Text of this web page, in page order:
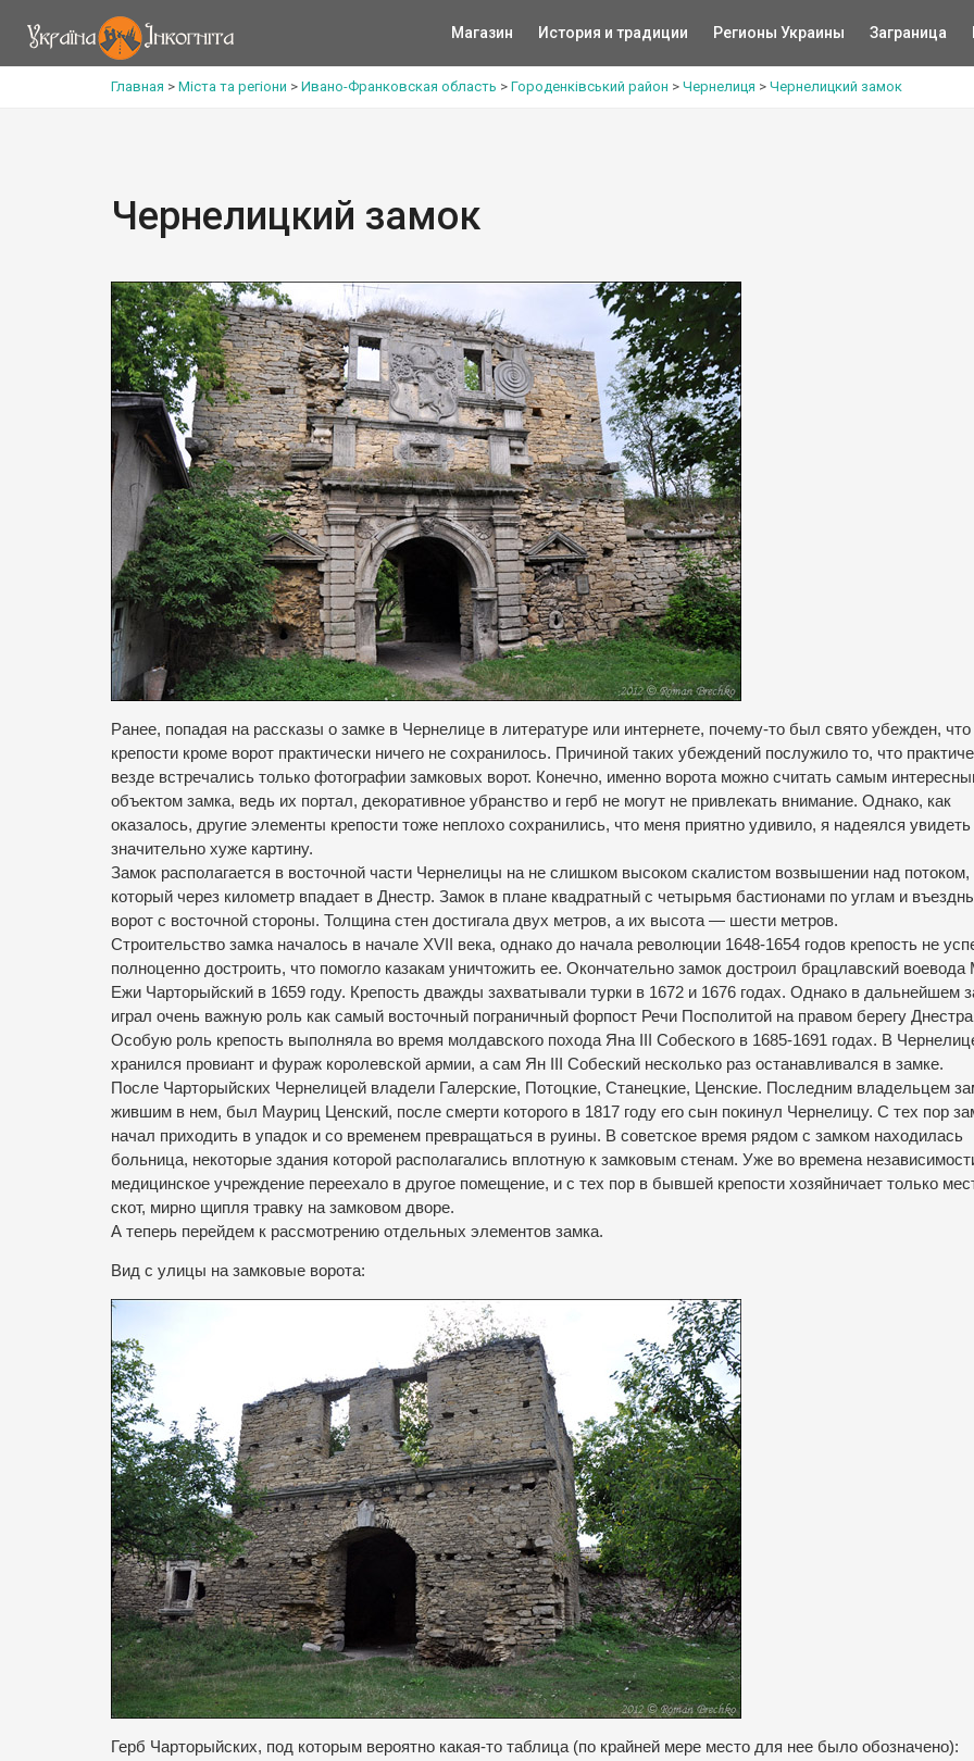
Магазин История и традиции Регионы Украины Заграница
Главная > Міста та регіони > Ивано-Франковская область > Городенківський район > Чернелиця > Чернелицкий замок
Чернелицкий замок
Ранее, попадая на рассказы о замке в Чернелице в литературе или интернете, почему-то был свято убежден, что
крепости кроме ворот практически ничего не сохранилось. Причиной таких убеждений послужило то, что
везде встречались только фотографии замковых ворот. Конечно, именно ворота можно считать самым
объектом замка, ведь их портал, декоративное убранство и герб не могут не привлекать внимание. Однако, как
оказалось, другие элементы крепости тоже неплохо сохранились, что меня приятно удивило, я надеялся
значительно хуже картину.
Замок располагается в восточной части Чернелицы на не слишком высоком скалистом возвышении над потоком,
который через километр впадает в Днестр. Замок в плане квадратный с четырьмя бастионами по углам и
ворот с восточной стороны. Толщина стен достигала двух метров, а их высота — шести метров.
Строительство замка началось в начале XVII века, однако до начала революции 1648-1654 годов крепость не
полноценно достроить, что помогло казакам уничтожить ее. Окончательно замок достроил брацлавский воевода
Ежи Чарторыйский в 1659 году. Крепость дважды захватывали турки в 1672 и 1676 годах. Однако в дальнейшем
играл очень важную роль как самый восточный пограничный форпост Речи Посполитой на правом берегу
Особую роль крепость выполняла во время молдавского похода Яна III Собеского в 1685-1691 годах. В
хранился провиант и фураж королевской армии, а сам Ян III Собеский несколько раз останавливался в замке.
После Чарторыйских Чернелицей владели Галерские, Потоцкие, Станецкие, Ценские. Последним владельцем
жившим в нем, был Мауриц Ценский, после смерти которого в 1817 году его сын покинул Чернелицу. С тех пор
начал приходить в упадок и со временем превращаться в руины. В советское время рядом с замком находилась
больница, некоторые здания которой располагались вплотную к замковым стенам. Уже во времена
медицинское учреждение переехало в другое помещение, и с тех пор в бывшей крепости хозяйничает только
скот, мирно щипля травку на замковом дворе.
А теперь перейдем к рассмотрению отдельных элементов замка.
Вид с улицы на замковые ворота:
Герб Чарторыйских, под которым вероятно какая-то таблица (по крайней мере место для нее было обозначено):